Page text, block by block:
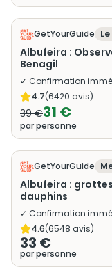
GetYourGuide
Albufeira :
Benagil
✓ Confirmation
4.7(6420 avis)
39 €31 €
par personne
GetYourGuide
Albufeira :
dauphins
✓ Confirmation
4.6(6548 avis)
33 €
par personne